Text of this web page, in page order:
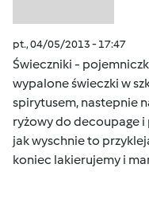
pt., 04/05/2013 - 17:47
Świeczniki -
wypalone świeczki w
spirytusem, nastepnie
ryżowy do decoupage
jak wyschnie to
koniec lakierujemy i